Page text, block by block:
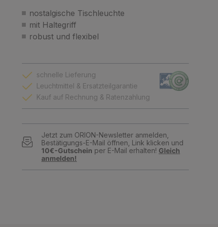
nostalgische Tischleuchte
mit Haltegriff
robust und flexibel
schnelle Lieferung
Leuchtmittel & Ersatzteilgarantie
Kauf auf Rechnung & Ratenzahlung
Jetzt zum ORION-Newsletter anmelden,
Bestätigungs-E-Mail öffnen, Link klicken und
10€-Gutschein per E-Mail erhalten! Gleich
anmelden!